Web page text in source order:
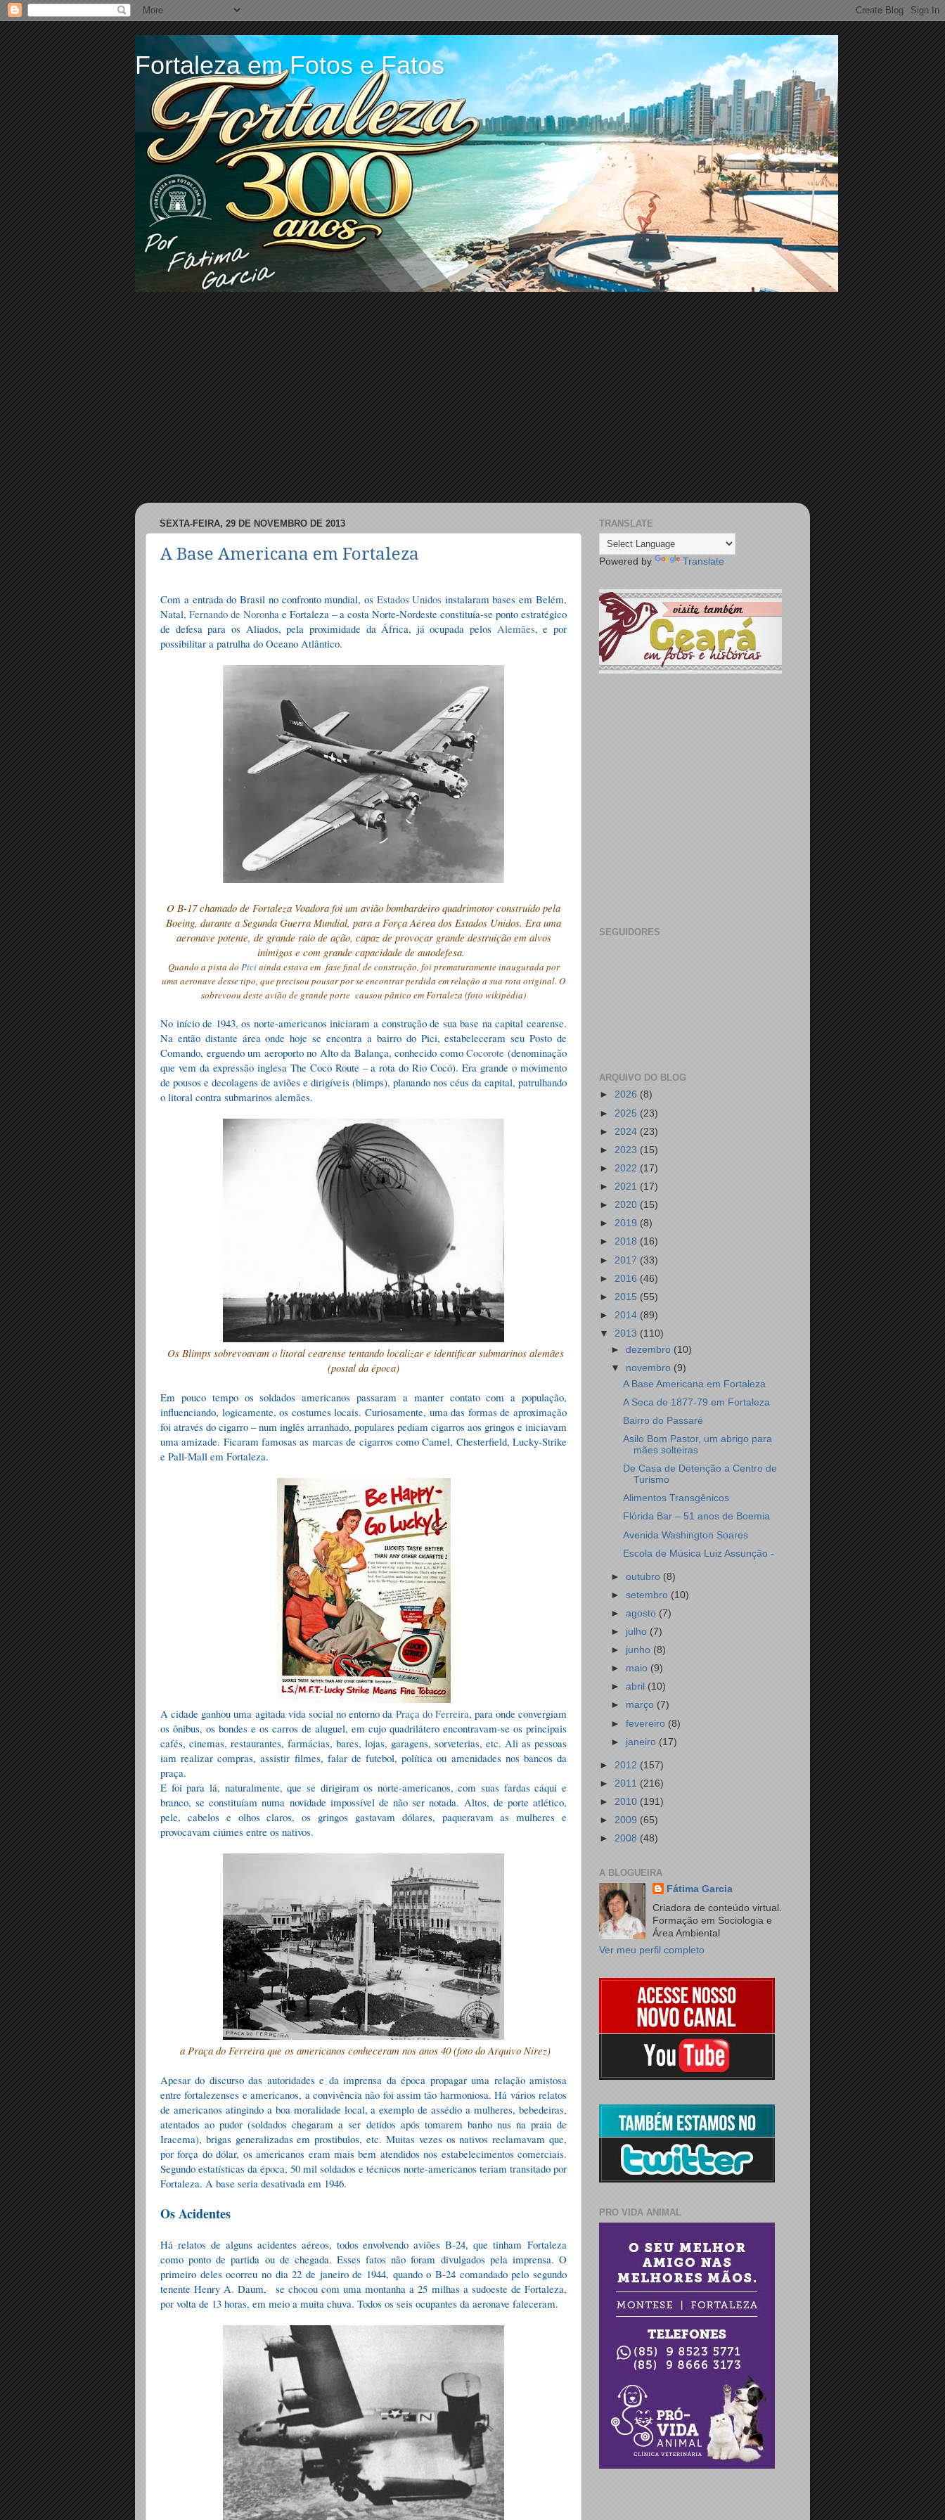
Fortaleza em Fotos e Fatos
SEXTA-FEIRA, 29 DE NOVEMBRO DE 2013
A Base Americana em Fortaleza
Com a entrada do Brasil no confronto mundial, os Estados Unidos instalaram bases em Belém,
Natal, Fernando de Noronha e Fortaleza – a costa Norte-Nordeste constituía-se ponto estratégico
de defesa para os Aliados, pela proximidade da África, já ocupada pelos Alemães, e por
possibilitar a patrulha do Oceano Atlântico.
O B-17 chamado de Fortaleza Voadora foi um avião bombardeiro quadrimotor construído pela
Boeing, durante a Segunda Guerra Mundial, para a Força Aérea dos Estados Unidos. Era uma
aeronave potente, de grande raio de ação, capaz de provocar grande destruição em alvos
inimigos e com grande capacidade de autodefesa.
Quando a pista do Piciainda estava em fase final de construção, foi prematuramente inaugurada por
uma aeronave desse tipo, que precisou pousar por se encontrar perdida em relação a sua rota original. O
sobrevoou deste avião de grande porte causou pânico em Fortaleza (foto wikipédia)
No início de 1943, os norte-americanos iniciaram a construção de sua base na capital cearense.
Na então distante área onde hoje se encontra a bairro do Pici, estabeleceram seu Posto de
Comando, erguendo um aeroporto no Alto da Balança, conhecido comoCocorote (denominação
que vem da expressão inglesa The Coco Route – a rota do Rio Cocó). Era grande o movimento
de pousos e decolagens de aviões e dirigíveis (blimps), planando nos céus da capital, patrulhando
o litoral contra submarinos alemães.
Os Blimps sobrevoavam o litoral cearense tentando localizar e identificar submarinos alemães
(postal da época)
Em pouco tempo os soldados americanos passaram a manter contato com a população,
influenciando, logicamente, os costumes locais. Curiosamente, uma das formas de aproximação
foi através do cigarro – num inglês arranhado, populares pediam cigarros aos gringos e iniciavam
uma amizade. Ficaram famosas as marcas de cigarros como Camel, Chesterfield, Lucky-Strike
e Pall-Mall em Fortaleza.
A cidade ganhou uma agitada vida social no entorno da Praça do Ferreira, para onde convergiam
os ônibus, os bondes e os carros de aluguel, em cujo quadrilátero encontravam-se os principais
cafés, cinemas, restaurantes, farmácias, bares, lojas, garagens, sorveterias, etc. Ali as pessoas
iam realizar compras, assistir filmes, falar de futebol, política ou amenidades nos bancos da
praça.
E foi para lá, naturalmente, que se dirigiram os norte-americanos, com suas fardas cáqui e
branco, se constituíam numa novidade impossível de não ser notada. Altos, de porte atlético,
pele, cabelos e olhos claros, os gringos gastavam dólares, paqueravam as mulheres e
provocavam ciúmes entre os nativos.
a Praça do Ferreira que os americanos conheceram nos anos 40 (foto do Arquivo Nirez)
Apesar do discurso das autoridades e da imprensa da época propagar uma relação amistosa
entre fortalezenses e americanos, a convivência não foi assim tão harmoniosa. Há vários relatos
de americanos atingindo a boa moralidade local, a exemplo de assédio a mulheres, bebedeiras,
atentados ao pudor (soldados chegaram a ser detidos após tomarem banho nus na praia de
Iracema), brigas generalizadas em prostibulos, etc. Muitas vezes os nativos reclamavam que,
por força do dólar, os americanos eram mais bem atendidos nos estabelecimentos comerciais.
Segundo estatísticas da época, 50 mil soldados e técnicos norte-americanos teriam transitado por
Fortaleza. A base seria desativada em 1946.
Os Acidentes
Há relatos de alguns acidentes aéreos, todos envolvendo aviões B-24, que tinham Fortaleza
como ponto de partida ou de chegada. Esses fatos não foram divulgados pela imprensa. O
primeiro deles ocorreu no dia 22 de janeiro de 1944, quando o B-24 comandado pelo segundo
tenente Henry A. Daum,
se chocou com uma montanha a 25 milhas a sudoeste de Fortaleza,
por volta de 13 horas, em meio a muita chuva. Todos os seis ocupantes da aeronave faleceram.
TRANSLATE
Powered by Translate
SEGUIDORES
ARQUIVO DO BLOG
► 2026 (8)
► 2025 (23)
► 2024 (23)
► 2023 (15)
► 2022 (17)
► 2021 (17)
► 2020 (15)
► 2019 (8)
► 2018 (16)
► 2017 (33)
► 2016 (46)
► 2015 (55)
► 2014 (89)
▼ 2013 (110)
►dezembro (10)
▼ novembro (9)
A Base Americana em Fortaleza
A Seca de 1877-79 em Fortaleza
Bairro do Passaré
Asilo Bom Pastor, um abrigo para
mães solteiras
De Casa de Detenção a Centro de
Turismo
Alimentos Transgênicos
Flórida Bar – 51 anos de Boemia
Avenida Washington Soares
Escola de Música Luiz Assunção -
►outubro (8)
►setembro(10)
►agosto (7)
► julho (7)
► junho (8)
► maio (9)
►abril (10)
► março(7)
►fevereiro (8)
► janeiro(17)
► 2012 (157)
► 2011 (216)
► 2010 (191)
► 2009 (65)
► 2008 (48)
A BLOGUEIRA
Fátima Garcia
Criadora de conteúdo virtual.
Formação em Sociologia e
Área Ambiental
Ver meu perfil completo
PRO VIDA ANIMAL